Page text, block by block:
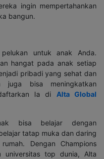
ingin mempertahankan
bangun.
untuk anak Anda.
hangat pada anak setiap
pribadi yang sehat dan
juga bisa meningkatkan
Ia di Alta Global
bisa belajar dengan
tatap muka dan daring
Dengan Champions
universitas top dunia, Alta